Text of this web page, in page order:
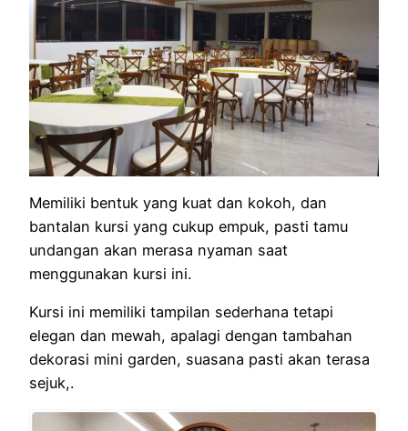
Memiliki bentuk yang kuat dan kokoh, dan
bantalan kursi yang cukup empuk, pasti tamu
undangan akan merasa nyaman saat
menggunakan kursi ini.
Kursi ini memiliki tampilan sederhana tetapi
elegan dan mewah, apalagi dengan tambahan
dekorasi mini garden, suasana pasti akan terasa
sejuk,.